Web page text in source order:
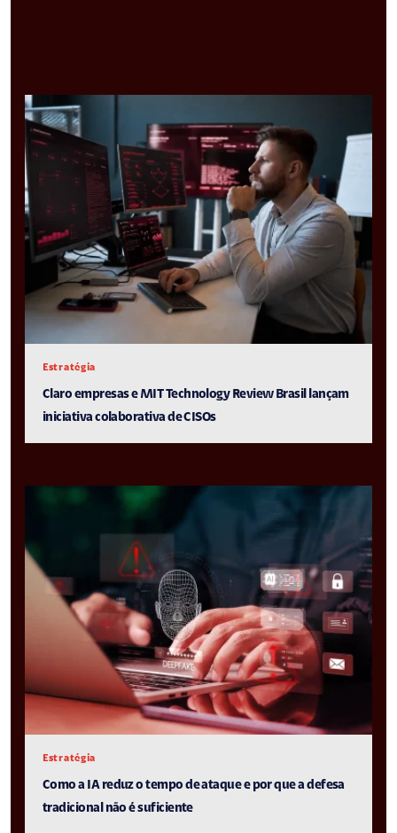
Estratégia
Claro empresas e MIT Technology Review Brasil lançam
iniciativa colaborativa de CISOs
Estratégia
Como a IA reduz o tempo de ataque e por que a defesa
tradicional não é suficiente